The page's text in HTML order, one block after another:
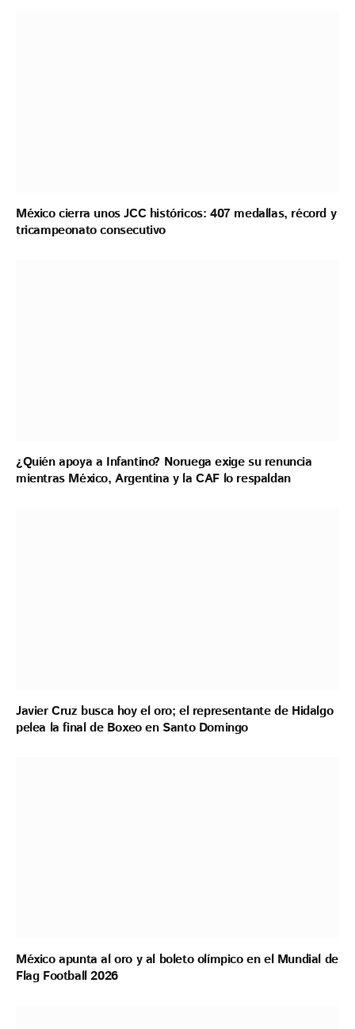
México cierra unos JCC históricos: 407 medallas, récord y
tricampeonato consecutivo
¿Quién apoya a Infantino? Noruega exige su renuncia
mientras México, Argentina y la CAF lo respaldan
Javier Cruz busca hoy el oro; el representante de Hidalgo
pelea la final de Boxeo en Santo Domingo
México apunta al oro y al boleto olímpico en el Mundial de
Flag Football 2026